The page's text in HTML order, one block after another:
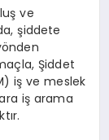
ve
şiddete
Şiddet
iş ve meslek
iş arama